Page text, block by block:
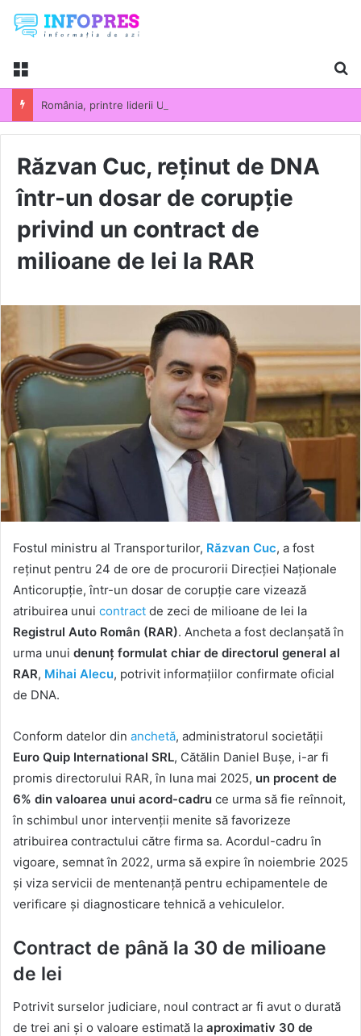
Menu
Răzvan Cuc, reținut de DNA
într-un dosar de corupție
privind un contract de
milioane de lei la RAR
Fostul ministru al Transporturilor, Răzvan Cuc, a fost
reținut pentru 24 de ore de procurorii Direcției Naționale
Anticorupție, într-un dosar de corupție care vizează
atribuirea unui contract de zeci de milioane de lei la
Registrul Auto Român (RAR). Ancheta a fost declanșată în
urma unui denunț formulat chiar de directorul general al
RAR, Mihai Alecu, potrivit informațiilor confirmate oficial
de DNA.
Conform datelor din anchetă, administratorul societății
Euro Quip International SRL, Cătălin Daniel Bușe, i-ar fi
promis directorului RAR, în luna mai 2025, un procent de
6% din valoarea unui acord-cadru ce urma să fie reînnoit,
în schimbul unor intervenții menite să favorizeze
atribuirea contractului către firma sa. Acordul-cadru în
vigoare, semnat în 2022, urma să expire în noiembrie 2025
și viza servicii de mentenanță pentru echipamentele de
verificare și diagnosticare tehnică a vehiculelor.
Contract de până la 30 de milioane
de lei
Potrivit surselor judiciare, noul contract ar fi avut o durată
de trei ani și o valoare estimată la aproximativ 30 de